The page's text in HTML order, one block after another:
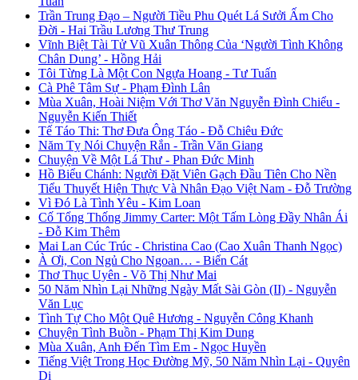
Trần Trung Đạo – Người Tiều Phu Quét Lá Sưởi Ấm Cho
Đời - Hai Trầu Lương Thư Trung
Vĩnh Biệt Tài Tử Vũ Xuân Thông Của ‘Người Tình Không
Chân Dung’ - Hồng Hải
Tôi Từng Là Một Con Ngựa Hoang - Tư Tuấn
Cà Phê Tâm Sự - Phạm Đình Lân
Mùa Xuân, Hoài Niệm Với Thơ Văn Nguyễn Đình Chiểu -
Nguyễn Kiến Thiết
Tế Táo Thi: Thơ Đưa Ông Táo - Đỗ Chiêu Đức
Năm Tỵ Nói Chuyện Rắn - Trần Văn Giang
Chuyện Về Một Lá Thư - Phan Đức Minh
Hồ Biểu Chánh: Người Đặt Viên Gạch Đầu Tiên Cho Nền
Tiểu Thuyết Hiện Thực Và Nhân Đạo Việt Nam - Đỗ Trường
Vì Đó Là Tình Yêu - Kim Loan
Cố Tổng Thống Jimmy Carter: Một Tấm Lòng Đầy Nhân Ái
- Đỗ Kim Thêm
Mai Lan Cúc Trúc - Christina Cao (Cao Xuân Thanh Ngọc)
À Ơi, Con Ngủ Cho Ngoan… - Biển Cát
Thơ Thục Uyên - Võ Thị Như Mai
50 Năm Nhìn Lại Những Ngày Mất Sài Gòn (II) - Nguyễn
Văn Lục
Tình Tự Cho Một Quê Hương - Nguyễn Công Khanh
Chuyện Tình Buồn - Phạm Thị Kim Dung
Mùa Xuân, Anh Đến Tìm Em - Ngọc Huyền
Tiếng Việt Trong Học Đường Mỹ, 50 Năm Nhìn Lại - Quyên
Di